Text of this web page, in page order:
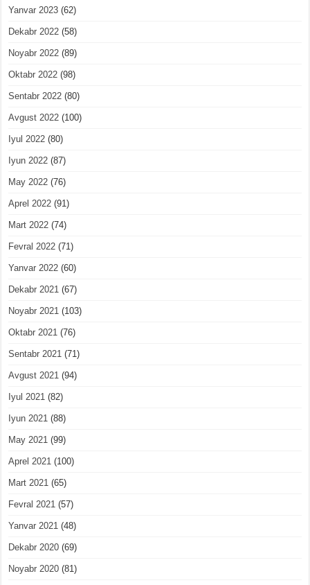
Yanvar 2023 (62)
Dekabr 2022 (58)
Noyabr 2022 (89)
Oktabr 2022 (98)
Sentabr 2022 (80)
Avgust 2022 (100)
Iyul 2022 (80)
Iyun 2022 (87)
May 2022 (76)
Aprel 2022 (91)
Mart 2022 (74)
Fevral 2022 (71)
Yanvar 2022 (60)
Dekabr 2021 (67)
Noyabr 2021 (103)
Oktabr 2021 (76)
Sentabr 2021 (71)
Avgust 2021 (94)
Iyul 2021 (82)
Iyun 2021 (88)
May 2021 (99)
Aprel 2021 (100)
Mart 2021 (65)
Fevral 2021 (57)
Yanvar 2021 (48)
Dekabr 2020 (69)
Noyabr 2020 (81)